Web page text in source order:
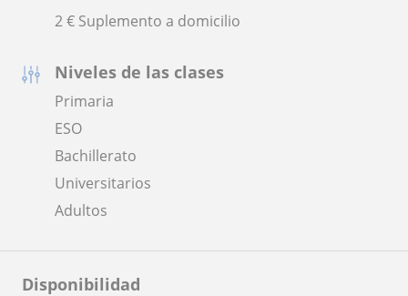
2 € Suplemento a domicilio
Niveles de las clases
Primaria
ESO
Bachillerato
Universitarios
Adultos
Disponibilidad